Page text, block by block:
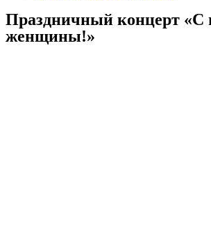
Праздничный концерт «С
женщины!»